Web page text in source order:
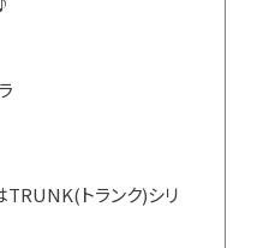
TRUNK(トランク)シリ